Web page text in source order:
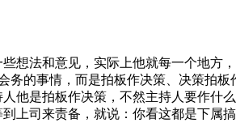
法和意见，实际上他就每一个地方
的事情，而是拍板作决策、决策拍板
他是拍板作决策，不然主持人要作什
司来责备，就说：你看这都是下属